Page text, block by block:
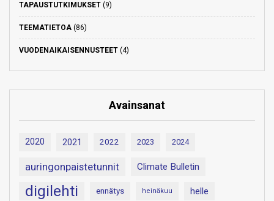
TAPAUSTUTKIMUKSET (9)
TEEMATIETOA (86)
VUODENAIKAISENNUSTEET (4)
Avainsanat
2020 2021 2022 2023 2024
auringonpaistetunnit Climate Bulletin
digilehti ennätys heinäkuu helle